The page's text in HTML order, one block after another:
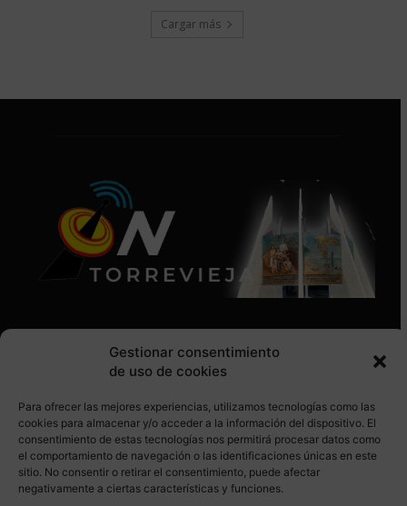
Gestionar consentimiento
de uso de cookies
Para ofrecer las mejores experiencias, utilizamos tecnologías como las
cookies para almacenar y/o acceder a la información del dispositivo. El
consentimiento de estas tecnologías nos permitirá procesar datos como
el comportamiento de navegación o las identificaciones únicas en este
sitio. No consentir o retirar el consentimiento, puede afectar
negativamente a ciertas características y funciones.
Cargar más
SÍGUENOS EN REDES SOCIALES